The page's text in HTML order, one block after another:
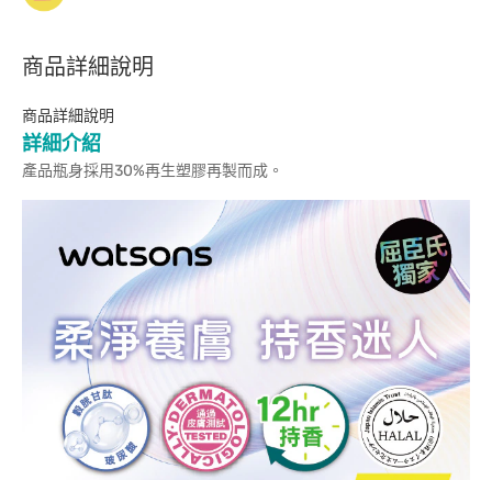
商品詳細說明
商品詳細說明
詳細介紹
產品瓶身採用30%再生塑膠再製而成。